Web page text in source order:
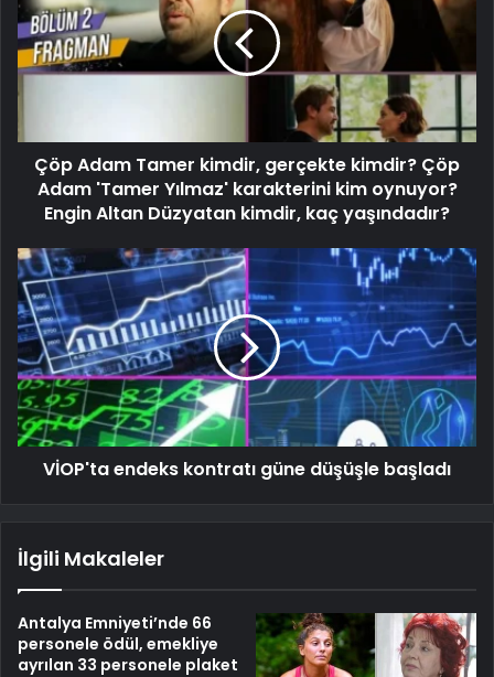
Çöp Adam Tamer kimdir, gerçekte kimdir? Çöp
Adam 'Tamer Yılmaz' karakterini kim oynuyor?
Engin Altan Düzyatan kimdir, kaç yaşındadır?
VİOP'ta endeks kontratı güne düşüşle başladı
İlgili Makaleler
Antalya Emniyeti’nde 66
personele ödül, emekliye
ayrılan 33 personele plaket